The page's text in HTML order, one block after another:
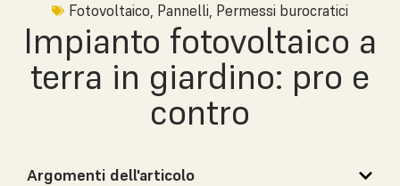
Fotovoltaico, Pannelli, Permessi burocratici
Impianto fotovoltaico a
terra in giardino: pro e
contro
Argomenti dell'articolo